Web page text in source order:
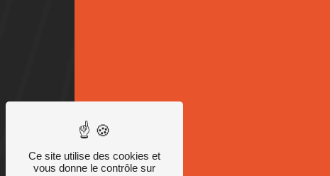
Ce site utilise des cookies et
vous donne le contrôle sur